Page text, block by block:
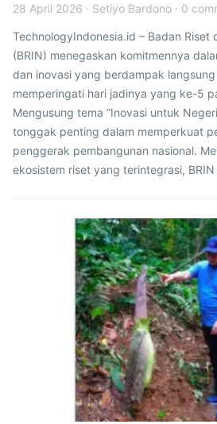
28 April 2026 · Setiyo Bardono · 0
TechnologyIndonesia.id – Badan Riset
(BRIN) menegaskan komitmennya
dan inovasi yang berdampak
memperingati hari jadinya yang ke-5
Mengusung tema “Inovasi untuk
tonggak penting dalam memperkuat
penggerak pembangunan nasional.
ekosistem riset yang terintegrasi,